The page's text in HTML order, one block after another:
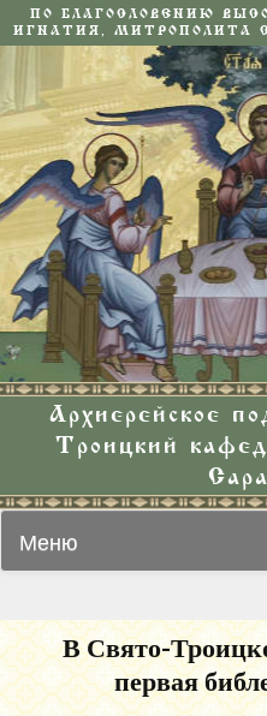
ПО БЛАГОСЛОВЕНИЮ
ИГНАТИЯ, МИТРОПОЛИТА
Архиерейское
Троицкий
Меню
В Свято-
первая